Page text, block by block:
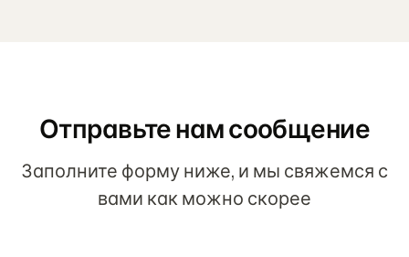
Отправьте нам сообщение
Заполните форму ниже, и мы свяжемся с
вами как можно скорее